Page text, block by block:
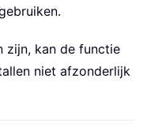
zijn, kan de functie
niet afzonderlijk